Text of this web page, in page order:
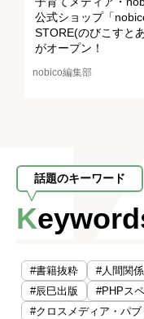
公式ショップ「
STORE(のびこすとあ
がオープン！
nobico編集部
話題のキーワード
#書籍抜粋 #人間関係
#辰巳出版
#PHPス
#クロスメディア・パ